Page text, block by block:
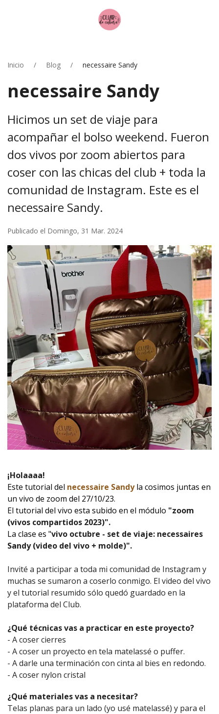
Inicio Blog necessaire Sandy
necessaire Sandy
Hicimos un set de viaje para
acompañar el bolso weekend. Fueron
dos vivos por zoom abiertos para
coser con las chicas del club + toda la
comunidad de Instagram. Este es el
necessaire Sandy.
Publicado el Domingo, 31 Mar. 2024
¡Holaaaa!
Este tutorial del necessaire Sandyla cosimos juntas en
un vivo de zoom del 27/10/23.
El tutorial del vivo esta subido en el módulo "zoom
(vivos compartidos 2023)".
La clase es "vivo octubre - set de viaje: necessaires
Sandy (video del vivo + molde)".
Invité a participar a toda mi comunidad de Instagram y
muchas se sumaron a coserlo conmigo. El video del vivo
y el tutorial resumido sólo quedó guardado en la
plataforma del Club.
¿Qué técnicas vas a practicar en este proyecto?
- A coser cierres
- A coser un proyecto en tela matelassé o puffer.
- A darle una terminación con cinta al bies en redondo.
- A coser nylon cristal
¿Qué materiales vas a necesitar?
Telas planas para un lado (yo usé matelassé) y para el